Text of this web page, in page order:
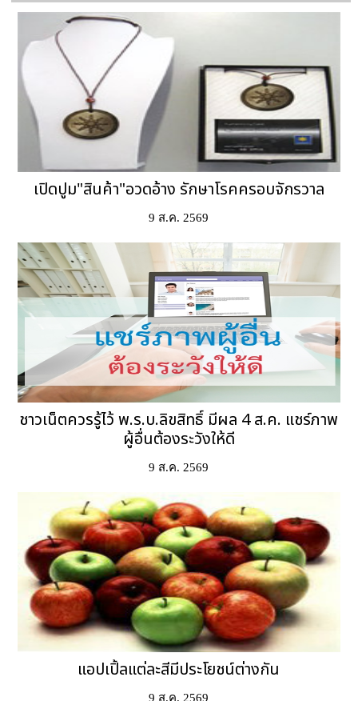
เปิดปูม"สินค้า"อวดอ้าง รักษาโรคครอบจักรวาล
9 ส.ค. 2569
ชาวเน็ตควรรู้ไว้ พ.ร.บ.ลิขสิทธิ์ มีผล 4 ส.ค. แชร์ภาพ
ผู้อื่นต้องระวังให้ดี
9 ส.ค. 2569
แอปเปิ้ลแต่ละสีมีประโยชน์ต่างกัน
9 ส.ค. 2569